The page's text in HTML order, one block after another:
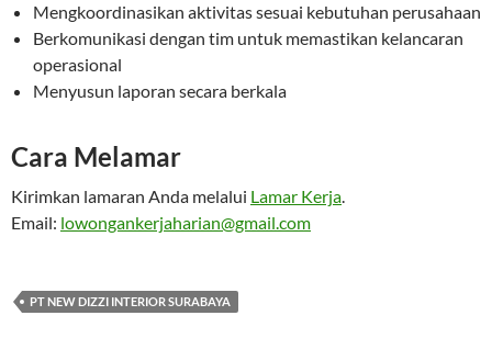
Mengkoordinasikan aktivitas sesuai kebutuhan perusahaan
Berkomunikasi dengan tim untuk memastikan kelancaran
operasional
Menyusun laporan secara berkala
Cara Melamar
Kirimkan lamaran Anda melalui Lamar Kerja.
Email: lowongankerjaharian@gmail.com
PT NEW DIZZI INTERIOR SURABAYA